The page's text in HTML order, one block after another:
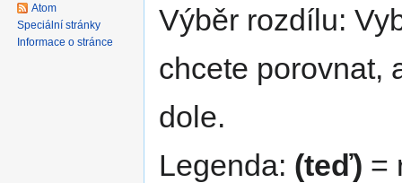
Výběr rozdílu:
chcete porovnat,
dole.
Legenda: (teď) =
Atom
Speciální stránky
Informace o stránce